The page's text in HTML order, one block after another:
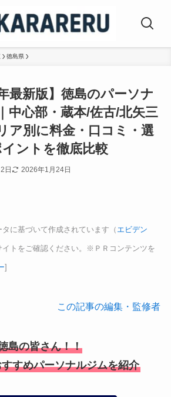
徳島県
最新版】徳島のパーソナ
中心部・蔵本/佐古/北矢三
ア別に料金・口コミ・選
ントを徹底比較
日 2026年1月24日
に基づいて作成されています（ エビデン
イトをご確認ください。※ＰＲコンテンツを
]
この記事の編集・監修者
島の皆さん！！
すめパーソナルジムを紹介